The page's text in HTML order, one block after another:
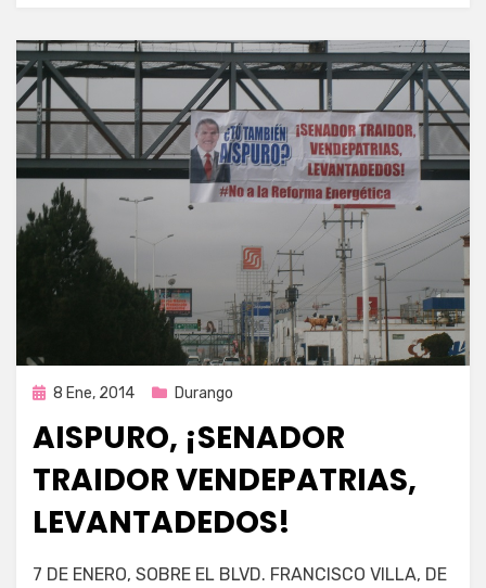
Publicada
8 Ene, 2014 Durango
AISPURO, ¡SENADOR
TRAIDOR VENDEPATRIAS,
LEVANTADEDOS!
porEnrique
7 DE ENERO, SOBRE EL BLVD. FRANCISCO VILLA, DE